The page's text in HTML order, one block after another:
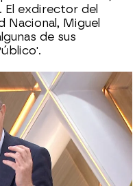
El exdirector del
Nacional, Miguel
de sus
explica el
y sus
para vivir bajo
cómo es el
presidente: